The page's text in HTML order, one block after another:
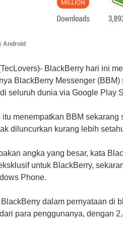
Android
BlackBerry hari ini
BlackBerry Messenger
seluruh dunia via Google Play
itu menempatkan BBM
diluncurkan kurang lebih
angka yang besar, kata
untuk BlackBerry,
Phone.
BlackBerry dalam pernyataan di
para penggunanya, dengan